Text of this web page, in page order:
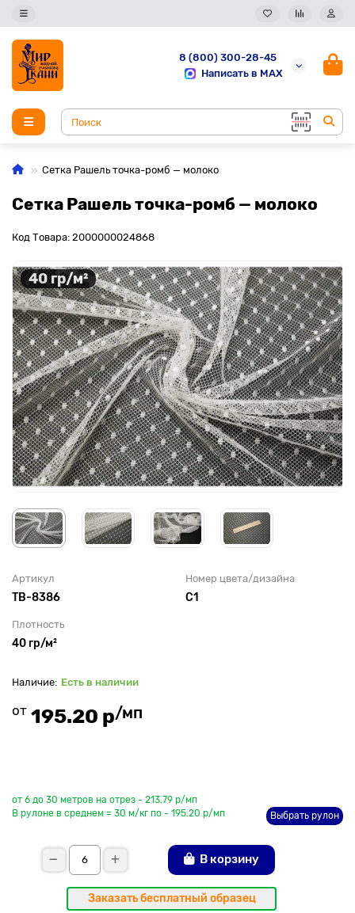
8 (800) 300-28-45
Написать в MAX
Сетка Рашель точка-ромб — молоко
Сетка Рашель точка-ромб — молоко
Код Товара: 2000000024868
40 гр/м²
Артикул
TB-8386
Номер цвета/дизайна
С1
Плотность
40 гр/м²
Есть в наличии
от 195.20 р/мп
от 6 до 30 метров на отрез - 213.79 р/мп
В рулоне в среднем = 30 м/кг по - 195.20 р/мп
Выбрать рулон
В корзину
Заказать бесплатный образец